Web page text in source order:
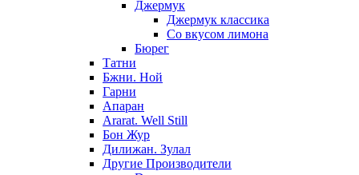
Джермук
Джермук классика
Со вкусом лимона
Бюрег
Татни
Бжни. Ной
Гарни
Апаран
Ararat. Well Still
Бон Жур
Дилижан. Зулал
Другие Производители